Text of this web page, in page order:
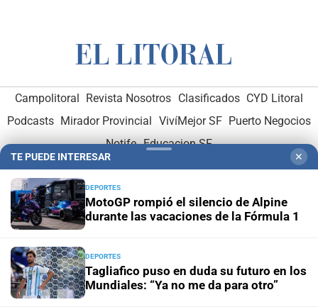
Campolitoral Revista Nosotros Clasificados CYD Litoral
Podcasts Mirador Provincial VivíMejor SF Puerto Negocios
Notife Educacion SF
Hemeroteca Digital (1930-1979)
Administración y Publicidad-Elementos institucionales-
Opcionales con El Litoral-MediaKit
TE PUEDE INTERESAR ✕
DEPORTES
MotoGP rompió el silencio de Alpine
durante las vacaciones de la Fórmula 1
DEPORTES
Tagliafico puso en duda su futuro en los
Mundiales: “Ya no me da para otro”